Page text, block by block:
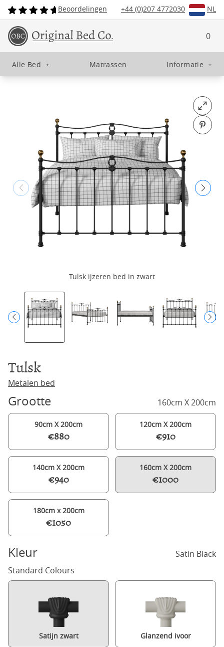
Beoordelingen +44 (0)207 4772030 NL
0
Alle Bed + Matrassen Informatie +
Open
Pin
Tulsk ijzeren bed in zwart
Tulsk
Metalen bed
Grootte 160cm X 200cm
90cm X 200cm
€880
120cm X 200cm
€910
140cm X 200cm
€940
160cm X 200cm
€1000
180cm x 200cm
€1050
Kleur
Satin Black
Standard Colours
Satijn zwart Glanzend ivoor